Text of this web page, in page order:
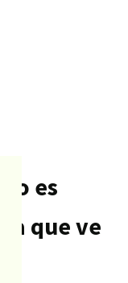
es
que ve